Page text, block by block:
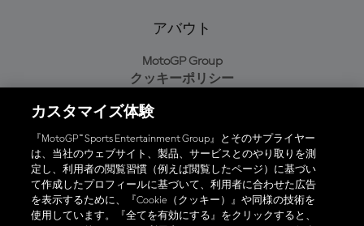
アバウト
MotoGP Group
クッキーポリシー
プライバシーポリシー
購入ポリシー
オフィシャルアプリ
カスタマイズ体験
『MotoGP™ Sports Entertainment Group』とそのサプライヤー
は、当社のウェブサイト、製品、サービスとのやり取りを測
定し、利用者の閲覧習慣（例えば閲覧したページ）に基づい
て作成したプロフィールに基づいて、利用者に合わせた広告
を表示するために、『Cookie（クッキー）』や同様の技術を
使用しています。『全てを有効にする』をクリックすると、